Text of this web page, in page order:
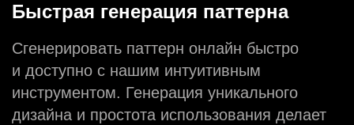
Быстрая генерация паттерна
Сгенерировать паттерн онлайн быстро
и доступно с нашим интуитивным
инструментом. Генерация уникального
дизайна и простота использования делает